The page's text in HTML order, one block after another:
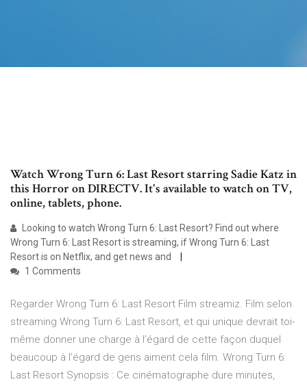
Watch Wrong Turn 6: Last Resort starring Sadie Katz in
this Horror on DIRECTV. It's available to watch on TV,
online, tablets, phone.
Looking to watch Wrong Turn 6: Last Resort? Find out where
Wrong Turn 6: Last Resort is streaming, if Wrong Turn 6: Last
Resort is on Netflix, and get news and
1 Comments
Regarder Wrong Turn 6: Last Resort Film streamiz. Film selon
streaming Wrong Turn 6: Last Resort, et qui unique devrait toi-
même donner une charge à l’égard de cette façon duquel
beaucoup à l’égard de gens aiment cela film. Wrong Turn 6:
Last Resort Synopsis : Ce cinématographe dure minutes,